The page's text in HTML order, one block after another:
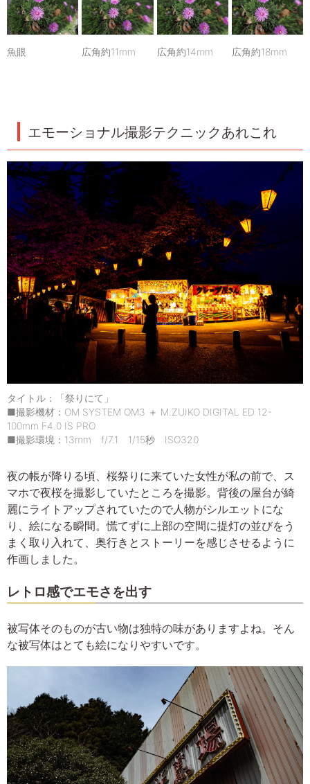
魚眼 広角約11mm 広角約14mm 広角約18mm
エモーショナル撮影テクニックあれこれ
タイトル：「祭りにて」
■撮影機材：OM SYSTEM OM3 ＋ M.ZUIKO DIGITAL ED 12-
100mm F4.0 IS PRO
■撮影環境：13mm f/7.1 1/15秒 ISO320
夜の帳が降りる頃、桜祭りに来ていた女性が私の前で、ス
マホで夜桜を撮影していたところを撮影。背後の屋台が綺
麗にライトアップされていたので人物がシルエットにな
り、絵になる瞬間。慌てずに上部の空間に提灯の並びをう
まく取り入れて、奥行きとストーリーを感じさせるように
作画しました。
レトロ感でエモさを出す
被写体そのものが古い物は独特の味がありますよね。そん
な被写体はとても絵になりやすいです。